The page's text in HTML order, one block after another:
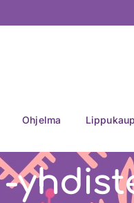
Ohjelma